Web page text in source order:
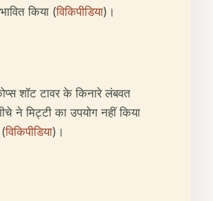
किया (विकिपीडिया)।
शॉट टावर के किनारे लंबवत
ने मिट्टी का उपयोग नहीं किया
विकिपीडिया)।